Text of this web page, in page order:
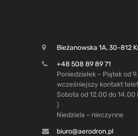
Bieżanowska 1A, 30-812
+48 508 89 89 71
Poniedziałek – Piątek od
wcześniejszy kontakt
Sobota od 12.00 do
)
Niedziela – nieczynne
biuro@aerodron.pl